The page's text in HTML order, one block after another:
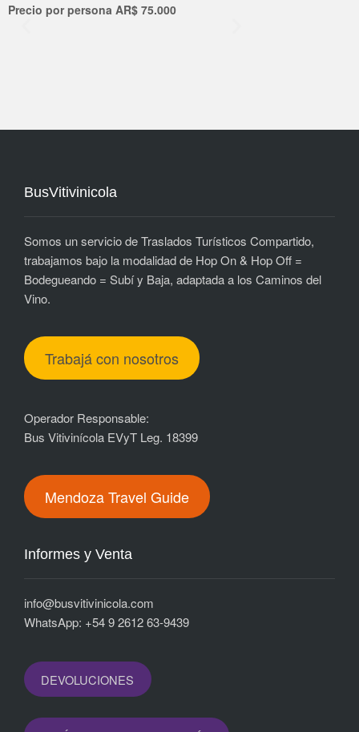
Precio por persona AR$ 75.000
BusVitivinicola
Somos un servicio de Traslados Turísticos Compartido,
trabajamos bajo la modalidad de Hop On & Hop Off =
Bodegueando = Subí y Baja, adaptada a los Caminos del
Vino.
Trabajá con nosotros
Operador Responsable:
Bus Vitivinícola EVyT Leg. 18399
Mendoza Travel Guide
Informes y Venta
info@busvitivinicola.com
WhatsApp: +54 9 2612 63-9439
DEVOLUCIONES